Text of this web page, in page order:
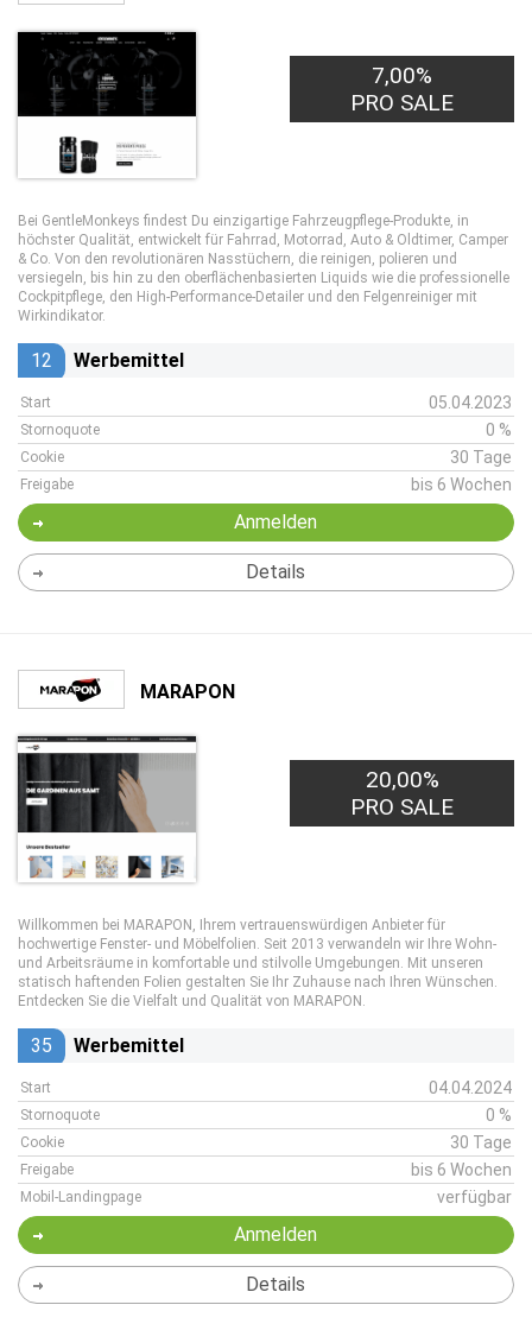
7,00%
PRO SALE
Bei GentleMonkeys findest Du einzigartige Fahrzeugpflege-Produkte, in
höchster Qualität, entwickelt für Fahrrad, Motorrad, Auto & Oldtimer, Camper
& Co. Von den revolutionären Nasstüchern, die reinigen, polieren und
versiegeln, bis hin zu den oberflächenbasierten Liquids wie die professionelle
Cockpitpflege, den High-Performance-Detailer und den Felgenreiniger mit
Wirkindikator.
12 Werbemittel
Start 05.04.2023
Stornoquote 0 %
Cookie 30 Tage
Freigabe bis 6 Wochen
Anmelden
Details
MARAPON
20,00%
PRO SALE
Willkommen bei MARAPON, Ihrem vertrauenswürdigen Anbieter für
hochwertige Fenster- und Möbelfolien. Seit 2013 verwandeln wir Ihre Wohn-
und Arbeitsräume in komfortable und stilvolle Umgebungen. Mit unseren
statisch haftenden Folien gestalten Sie Ihr Zuhause nach Ihren Wünschen.
Entdecken Sie die Vielfalt und Qualität von MARAPON.
35 Werbemittel
Start 04.04.2024
Stornoquote 0 %
Cookie 30 Tage
Freigabe bis 6 Wochen
Mobil-Landingpage verfügbar
Anmelden
Details